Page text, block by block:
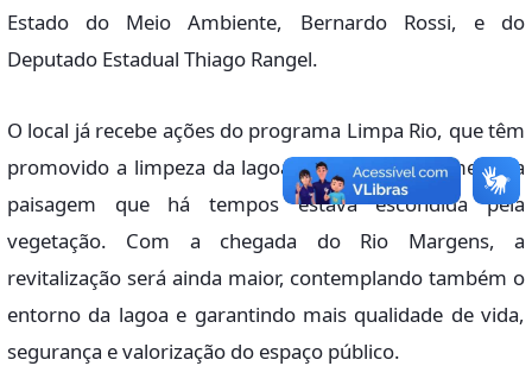
Estado do Meio Ambiente, Bernardo Rossi, e do
Deputado Estadual Thiago Rangel.
O local já recebe ações do programa Limpa Rio, que têm
promovido a limpeza da lagoa, revelando novamente a
paisagem que há tempos estava escondida pela
vegetação. Com a chegada do Rio Margens, a
revitalização será ainda maior, contemplando também o
entorno da lagoa e garantindo mais qualidade de vida,
segurança e valorização do espaço público.